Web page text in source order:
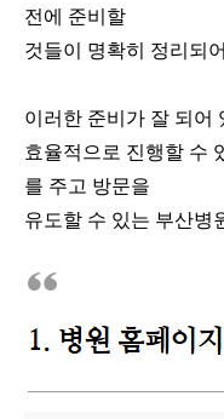
전에 준비할
것들이 명확히 정리되
이러한 준비가 잘 되어
효율적으로 진행할 수
를 주고 방문을
유도할 수 있는 부산병